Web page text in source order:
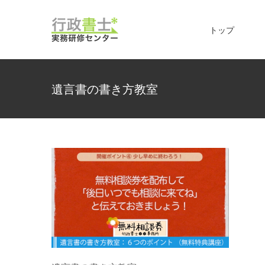
トップ
遺言書の書き方教室